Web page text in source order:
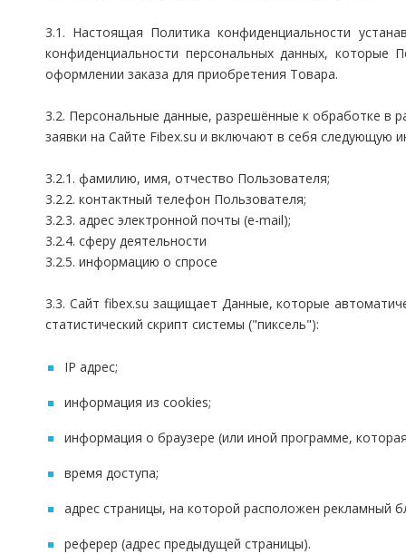
3.1. Настоящая Политика конфиденциальности
конфиденциальности персональных данных, которые
оформлении заказа для приобретения Товара.
3.2. Персональные данные, разрешённые к обработке в
заявки на Сайте Fibex.su и включают в себя следующую
3.2.1. фамилию, имя, отчество Пользователя;
3.2.2. контактный телефон Пользователя;
3.2.3. адрес электронной почты (e-mail);
3.2.4. сферу деятельности
3.2.5. информацию о спросе
3.3. Сайт fibex.su защищает Данные, которые
статистический скрипт системы ("пиксель"):
IP адрес;
информация из cookies;
информация о браузере (или иной программе,
время доступа;
адрес страницы, на которой расположен рекламный
реферер (адрес предыдущей страницы).